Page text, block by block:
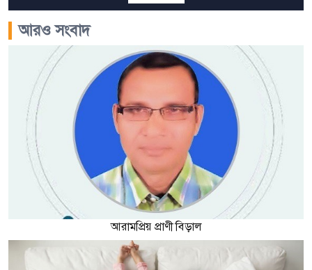
আরও সংবাদ
আরামপ্রিয় প্রাণী বিড়াল